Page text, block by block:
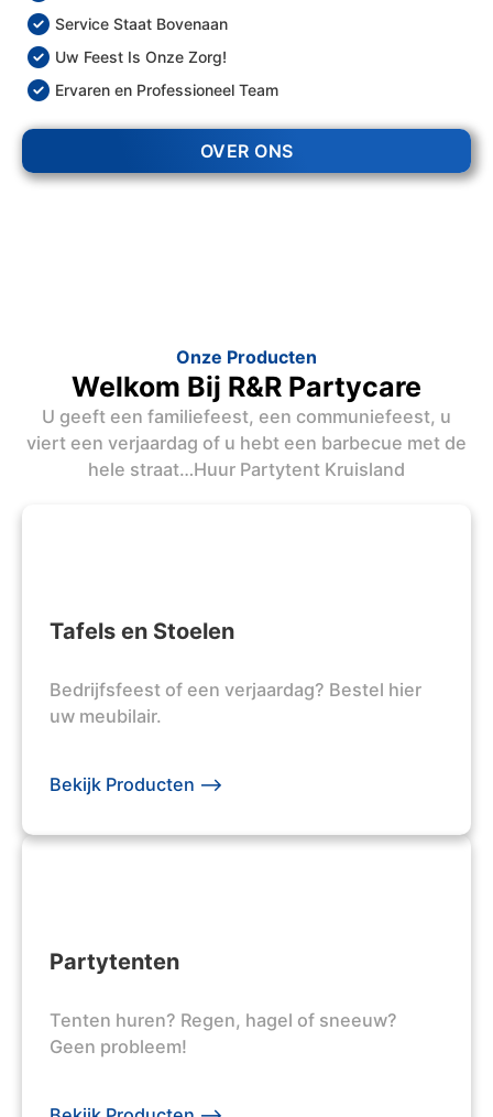
Service Staat Bovenaan
Uw Feest Is Onze Zorg!
Ervaren en Professioneel Team
OVER ONS
Onze Producten
Welkom Bij R&R Partycare
U geeft een familiefeest, een communiefeest, u
viert een verjaardag of u hebt een barbecue met de
hele straat…Huur Partytent Kruisland
Tafels en Stoelen
Bedrijfsfeest of een verjaardag? Bestel hier
uw meubilair.
Bekijk Producten -->
Partytenten
Tenten huren? Regen, hagel of sneeuw?
Geen probleem!